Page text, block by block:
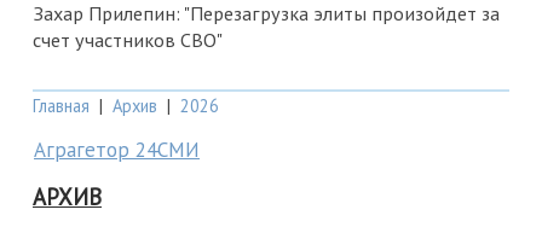
Захар Прилепин: "Перезагрузка элиты произойдет за
счет участников СВО"
Главная | Архив | 2026
Аграгетор 24СМИ
АРХИВ